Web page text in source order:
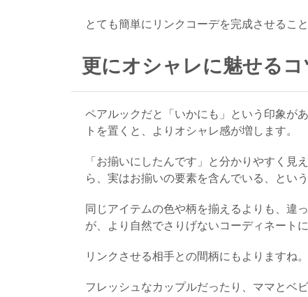
とても簡単にリンクコーデを完成させるこ
更にオシャレに魅せるコ
ペアルックだと「いかにも」という印象が
トを置くと、よりオシャレ感が増します。
「お揃いにしたんです」と分かりやすく見
ら、実はお揃いの要素を含んでいる、とい
同じアイテムの色や柄を揃えるよりも、違
が、より自然でさりげないコーディネートに
リンクさせる相手との間柄にもよりますね。
フレッシュなカップルだったり、ママとベ